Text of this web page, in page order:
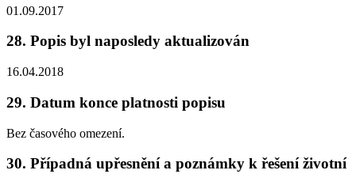
01.09.2017
28. Popis byl naposledy aktualizován
16.04.2018
29. Datum konce platnosti popisu
Bez časového omezení.
30. Případná upřesnění a poznámky k řešení životní